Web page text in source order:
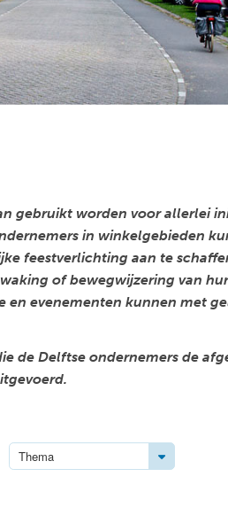
gebruikt worden voor allerlei
in winkelgebieden
feestverlichting aan te
of bewegwijzering van
en evenementen kunnen met
de Delftse ondernemers de
Dropdown
Thema Toggle